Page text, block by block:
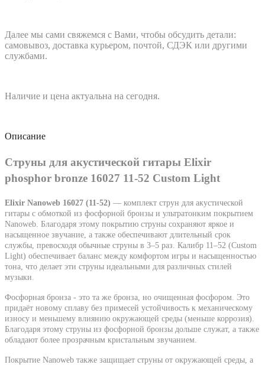
Далее мы сами свяжемся с Вами, чтобы обсудить детали:
самовывоз, доставка курьером, почтой, СДЭК или другими
службами.
Наличие и цена актуальна на сегодня.
Описание
Струны для акустической гитары Elixir
phosphor bronze 16027 11-52 Custom Light
Elixir Nanoweb 16027 (11-52) — комплект струн для акустической
гитары с обмоткой из фосфорной бронзы и ультратонким покрытием
Nanoweb. Благодаря этому покрытию струны сохраняют яркое и
насыщенное звучание, а также обеспечивают длительный срок
службы, превосходя обычные струны в 3–5 раз. Калибр 11–52 (Custom
Light) обеспечивает баланс между комфортом игры и насыщенностью
тона, что делает эти струны идеальными для различных стилей
музыки.
Фосфорная бронза - это та же бронза, но очищенная фосфором. Это
придаёт новому сплаву без примесей устойчивость к механическому
износу и меньшему влиянию окружающей среды (меньше коррозия).
Благодаря этому струны из фосфорной бронзы дольше служат, а также
обладают более прозрачным кристальным звучанием.
Покрытие Nanoweb также защищает струны от окружающей среды, а